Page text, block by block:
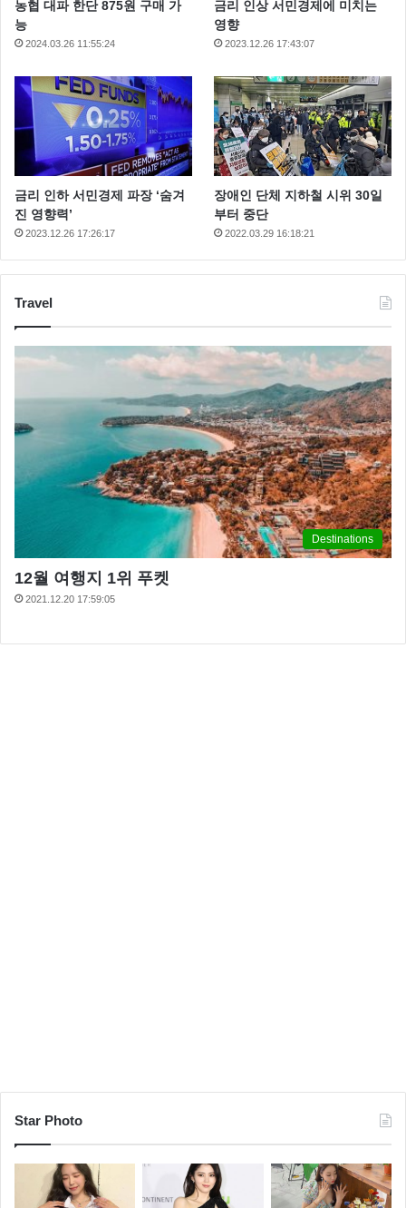
농협 대파 한단 875원 구매 가
능
2024.03.26 11:55:24
금리 인상 서민경제에 미치는
영향
2023.12.26 17:43:07
금리 인하 서민경제 파장 ‘숨겨
진 영향력’
2023.12.26 17:26:17
장애인 단체 지하철 시위 30일
부터 중단
2022.03.29 16:18:21
Travel
Destinations
12월 여행지 1위 푸켓
2021.12.20 17:59:05
Star Photo